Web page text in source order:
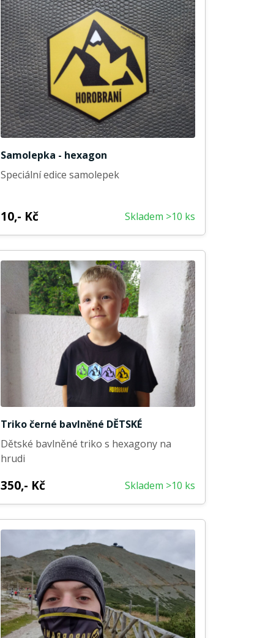
Samolepka - hexagon
Speciální edice samolepek
10,- Kč Skladem >10 ks
Triko černé bavlněné DĚTSKÉ
Dětské bavlněné triko s hexagony na
hrudi
350,- Kč Skladem >10 ks